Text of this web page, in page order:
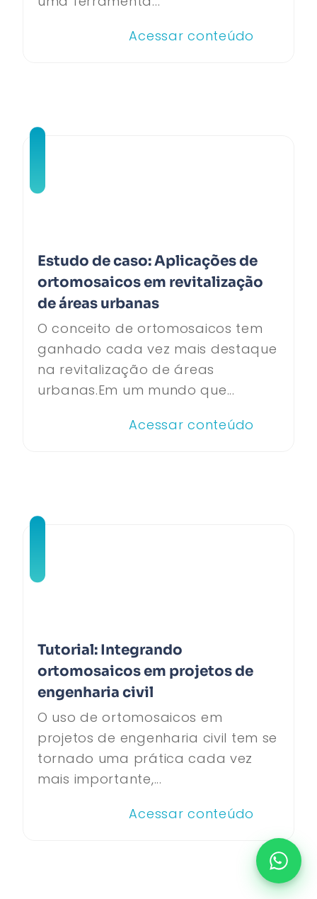
Acessar conteúdo
Estudo de caso: Aplicações de
ortomosaicos em revitalização
de áreas urbanas
O conceito de ortomosaicos tem
ganhado cada vez mais destaque
na revitalização de áreas
urbanas.Em um mundo que...
Acessar conteúdo
Tutorial: Integrando
ortomosaicos em projetos de
engenharia civil
O uso de ortomosaicos em
projetos de engenharia civil tem se
tornado uma prática cada vez
mais importante,...
Acessar conteúdo